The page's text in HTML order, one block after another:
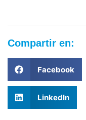
Compartir en:
Facebook
LinkedIn